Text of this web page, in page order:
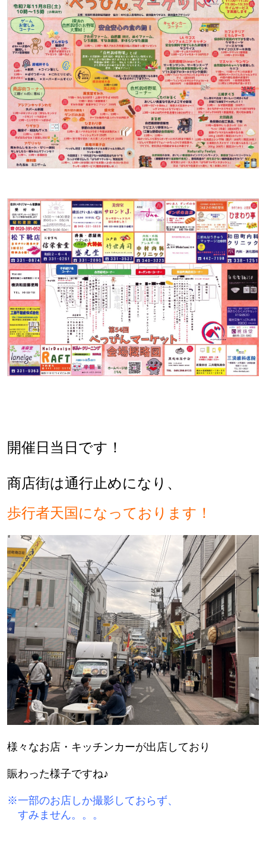
開催日当日です！
商店街は通行止めになり、
歩行者天国になっております！
様々なお店・キッチンカーが出店しており
賑わった様子ですね♪
※一部のお店しか撮影しておらず、
すみません。。。